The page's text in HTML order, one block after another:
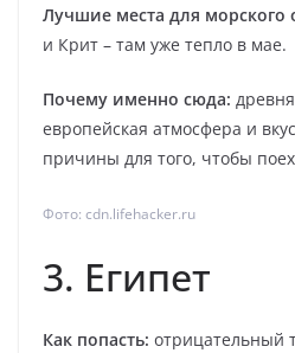
Лучшие места для морского
и Крит – там уже тепло в мае.
Почему именно сюда:
европейская атмосфера и
причины для того, чтобы
Фото: cdn.lifehacker.ru
3. Египет
Как попасть: отрицательный